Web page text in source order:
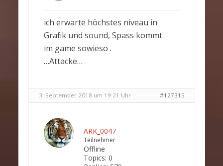
ich erwarte höchstes niveau in
Grafik und sound, Spass kommt
im game sowieso .
…Attacke…
3. September 2018 um 19:21 Uhr #127315
ARK_0047
Teilnehmer
Offline
Topics: 0